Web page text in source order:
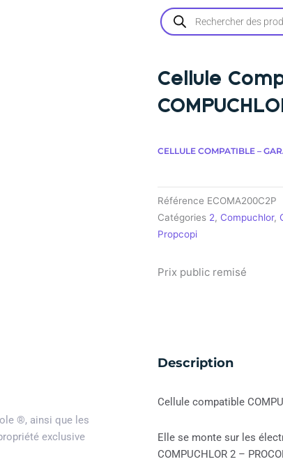
®, ainsi que les
exclusive
Recherche
de
produits
Cellule
CELLULE COMPATIBLE –
Référence ECOMA200C2P
Catégories 2, Compuchlor,
Propcopi
Prix public remisé
Description
Cellule compatible
Elle se monte sur les
COMPUCHLOR 2 –